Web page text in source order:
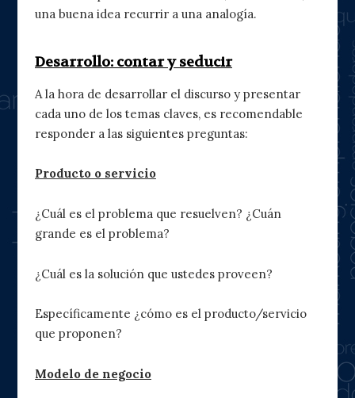
una buena idea recurrir a una analogía.
Desarrollo: contar y seducir
A la hora de desarrollar el discurso y presentar
cada uno de los temas claves, es recomendable
responder a las siguientes preguntas:
Producto o servicio
¿Cuál es el problema que resuelven? ¿Cuán
grande es el problema?
¿Cuál es la solución que ustedes proveen?
Específicamente ¿cómo es el producto/servicio
que proponen?
Modelo de negocio